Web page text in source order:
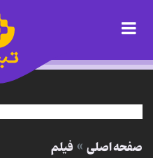
صفحه اصلی فیلم